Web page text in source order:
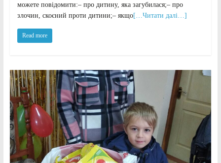
можете повідомити:– про дитину, яка загубилася;– про
злочин, скоєний проти дитини;– якщо[…Читати далі…]
Read more